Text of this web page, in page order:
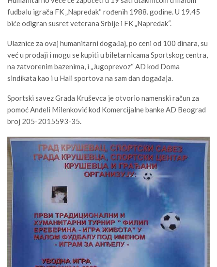
fudbalu igrača FK „Napredak“ rođenih 1988. godine. U 19.45
biće odigran susret veterana Srbije i FK „Napredak“.
Ulaznice za ovaj humanitarni događaj, po ceni od 100 dinara, su
već u prodaji i mogu se kupiti u biletarnicama Sportskog centra,
na zatvorenim bazenima, i „Jugoprevoz“ AD kod Doma
sindikata kao i u Hali sportova na sam dan događaja.
Sportski savez Grada Kruševca je otvorio namenski račun za
pomoć Anđeli Milenković kod Komercijalne banke AD Beograd
broj 205-2015593-35.